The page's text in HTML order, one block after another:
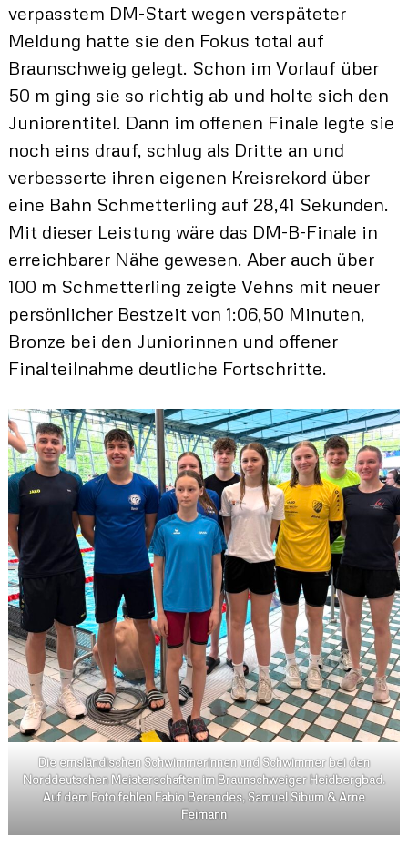
verpasstem DM-Start wegen verspäteter
Meldung hatte sie den Fokus total auf
Braunschweig gelegt. Schon im Vorlauf über
50 m ging sie so richtig ab und holte sich den
Juniorentitel. Dann im offenen Finale legte sie
noch eins drauf, schlug als Dritte an und
verbesserte ihren eigenen Kreisrekord über
eine Bahn Schmetterling auf 28,41 Sekunden.
Mit dieser Leistung wäre das DM-B-Finale in
erreichbarer Nähe gewesen. Aber auch über
100 m Schmetterling zeigte Vehns mit neuer
persönlicher Bestzeit von 1:06,50 Minuten,
Bronze bei den Juniorinnen und offener
Finalteilnahme deutliche Fortschritte.
Die emsländischen Schwimmerinnen und Schwimmer bei den
Norddeutschen Meisterschaften im Braunschweiger Heidbergbad.
Auf dem Foto fehlen Fabio Berendes, Samuel Sibum & Arne
Feimann